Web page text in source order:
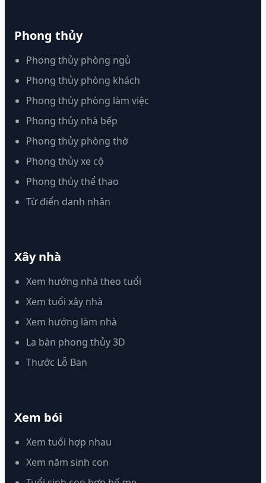
Phong thủy
Phong thủy phòng ngủ
Phong thủy phòng khách
Phong thủy phòng làm việc
Phong thủy nhà bếp
Phong thủy phòng thờ
Phong thủy xe cộ
Phong thủy thể thao
Từ điển danh nhân
Xây nhà
Xem hướng nhà theo tuổi
Xem tuổi xây nhà
Xem hướng làm nhà
La bàn phong thủy 3D
Thước Lỗ Ban
Xem bói
Xem tuổi hợp nhau
Xem năm sinh con